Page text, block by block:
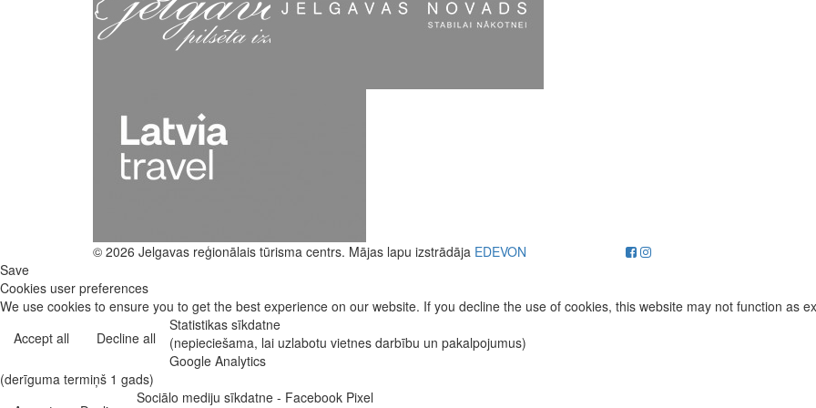
© 2026 Jelgavas reģionālais tūrisma centrs. Mājas lapu izstrādāja EDEVON
Save
Cookies user preferences
We use cookies to ensure you to get the best experience on our website. If you decline the use of cookies, this website may not function as
Accept all
Decline all
Statistikas sīkdatne
(nepieciešama, lai uzlabotu vietnes darbību un pakalpojumus)
Google Analytics
(derīguma termiņš 1 gads)
Sociālo mediju sīkdatne - Facebook Pixel